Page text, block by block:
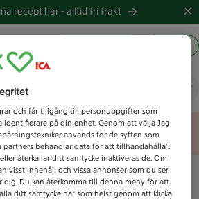
recept här -alltid fri frakt
efter idag?
Unknown error
och får tillgång till personuppgifter som
identifierare på din enhet. Genom att välja Jag
används för de syften som
partners behandlar data för att tillhandahålla”.
återkallar ditt samtycke inaktiveras de. Om
visst innehåll och vissa annonser som du ser
dig. Du kan återkomma till denna meny för att
ditt samtycke när som helst genom att klicka